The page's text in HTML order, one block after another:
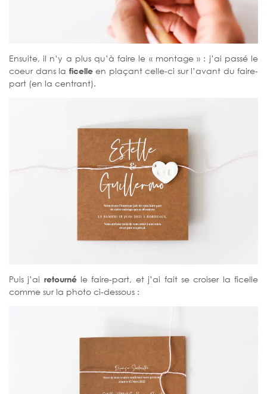
Ensuite, il n’y a plus qu’à faire le « montage » : j’ai passé le
coeur dans la ficelleen plaçant celle-ci sur l’avant du faire-
part (en la centrant).
Puis j’ai retournéle faire-part, et j’ai fait se croiser la ficelle
comme sur la photo ci-dessous :